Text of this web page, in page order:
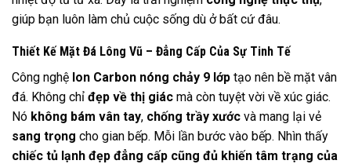
giúp bạn luôn làm chủ cuộc sống dù ở bất cứ đâu.
Thiết Kế Mặt Đá Lông Vũ – Đẳng Cấp Của Sự Tinh Tế
Công nghệ Ion Carbon nóng chảy 9 lớp tạo nên bề mặt vân
đá. Không chỉ đẹp về thị giác mà còn tuyệt vời về xúc giác.
Nó không bám vân tay, chống trầy xước và mang lại vẻ
sang trọng cho gian bếp. Mỗi lần bước vào bếp. Nhìn thấy
chiếc tủ lạnh đẹp đẳng cấp cũng đủ khiến tâm trạng của